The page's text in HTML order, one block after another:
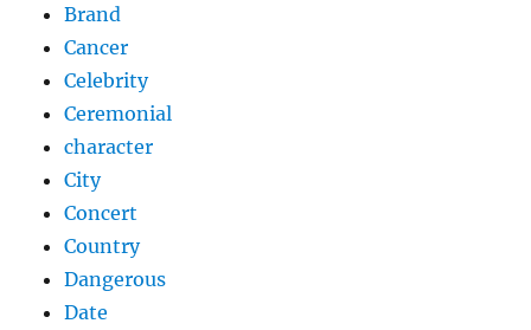
Brand
Cancer
Celebrity
Ceremonial
character
City
Concert
Country
Dangerous
Date